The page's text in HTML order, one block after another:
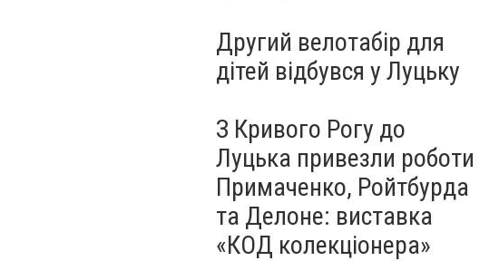
Другий велотабір для
дітей відбувся у Луцьку
З Кривого Рогу до
Луцька привезли роботи
Примаченко, Ройтбурда
та Делоне: виставка
«КОД колекціонера»